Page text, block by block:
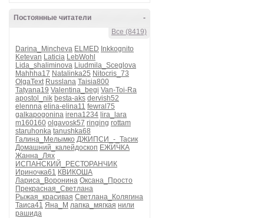
-
Постоянные читатели
Все (8419)
Darina_Mincheva ELMED Inkkognito
Ketevan Laticia LebWohl
Lida_shaliminova Liudmila_Sceglova
Mahhha17 Natalinka25 Nitocris_73
OlgaText Russlana Taisia800
Tatyana19 Valentina_begi Van-Toi-Ra
apostol_nik besta-aks dervish52
elennna elina-elina11 fewral75
galkapogonina irena1234 lira_lara
m160160 olgavosk57 ringing rottam
staruhonka tanushka68
Галина_Мелымко ДЖИПСИ_-_Тасик
Домашний_калейдоскоп ЕЖИЧКА
Жанна_Лях
ИСПАНСКИЙ_РЕСТОРАНЧИК
Ириночка61 КВИКОША
Лариса_Воронина Оксана_Просто
Прекрасная_Светлана
Рыжая_красивая Светлана_Колягина
Таиса41 Яна_М лапка_мягкая нили
рашида